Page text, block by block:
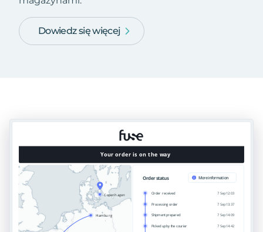
Dowiedz się więcej